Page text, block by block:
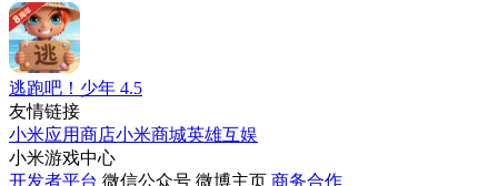
逃跑吧！少年 4.5
友情链接
小米应用商店小米商城英雄互娱
小米游戏中心
开发者平台 微信公众号 微博主页 商务合作